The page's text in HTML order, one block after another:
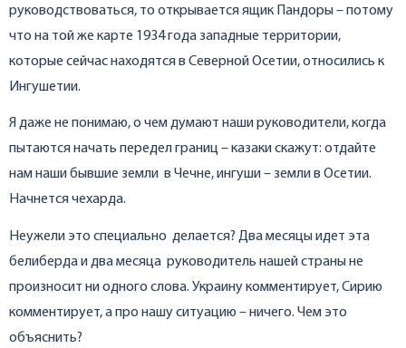
руководствоваться, то открывается ящик Пандоры – потому
что на той же карте 1934 года западные территории,
которые сейчас находятся в Северной Осетии, относились к
Ингушетии.
Я даже не понимаю, о чем думают наши руководители, когда
пытаются начать передел границ – казаки скажут: отдайте
нам наши бывшие земли в Чечне, ингуши – земли в Осетии.
Начнется чехарда.
Неужели это специально делается? Два месяцы идет эта
белиберда и два месяца руководитель нашей страны не
произносит ни одного слова. Украину комментирует, Сирию
комментирует, а про нашу ситуацию – ничего. Чем это
объяснить?